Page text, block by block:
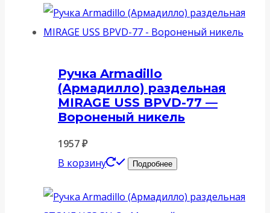
Ручка Armadillo
(Армадилло) раздельная
MIRAGE USS BPVD-77 —
Вороненый никель
1957₽
В корзину
Подробнее